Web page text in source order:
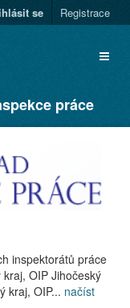
se Registrace
práce
inspektorátů práce
OIP Jihočeský
kraj, OIP... načíst